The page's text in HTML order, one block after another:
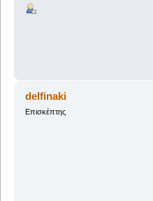
delfinaki
Επισκέπτης